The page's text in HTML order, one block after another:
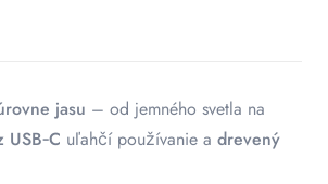
jasu – od jemného svetla na
uľahčí používanie a drevený